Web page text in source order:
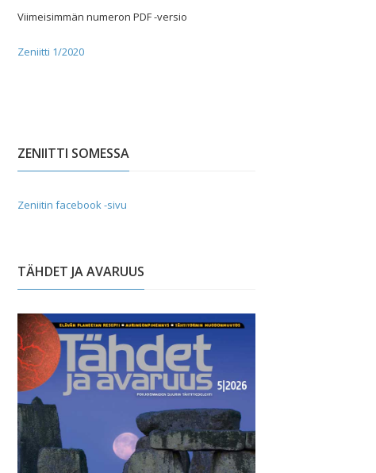
Viimeisimmän numeron PDF -versio
Zeniitti 1/2020
ZENIITTI SOMESSA
Zeniitin facebook -sivu
TÄHDET JA AVARUUS